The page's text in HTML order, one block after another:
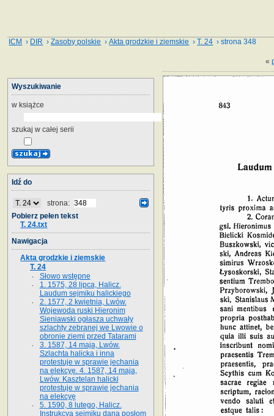
ICM › DIR ›Zasoby polskie ›Akta grodzkie i ziemskie ›T. 24 › strona 348
«
Wyszukiwanie
w książce
szukaj w całej serii
Idź do
strona:
Pobierz pełen tekst
T. 24.txt
Nawigacja
Akta grodzkie i ziemskie
T. 24
Słowo wstępne
1. 1575, 28 lipca, Halicz.
Laudum sejmiku halickiego
2. 1577, 2 kwietnia, Lwów.
Wojewoda ruski Hieronim
Sieniawski ogłasza uchwały
szlachty zebranej we Lwowie o
obronie ziemi przed Tatarami
3. 1587, 14 maja, Lwów.
Szlachta halicka i inna
protestuje w sprawie jechania
na elekcyę. 4. 1587, 14 maja,
Lwów. Kasztelan halicki
protestuje w sprawie jechania
na elekcyę
5. 1590, 8 lutego, Halicz.
Instrukcya sejmiku dana posłom